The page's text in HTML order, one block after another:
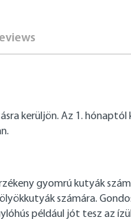
kerüljön. Az 1. hónaptól
gyomrú kutyák
számára.
például jót tesz az